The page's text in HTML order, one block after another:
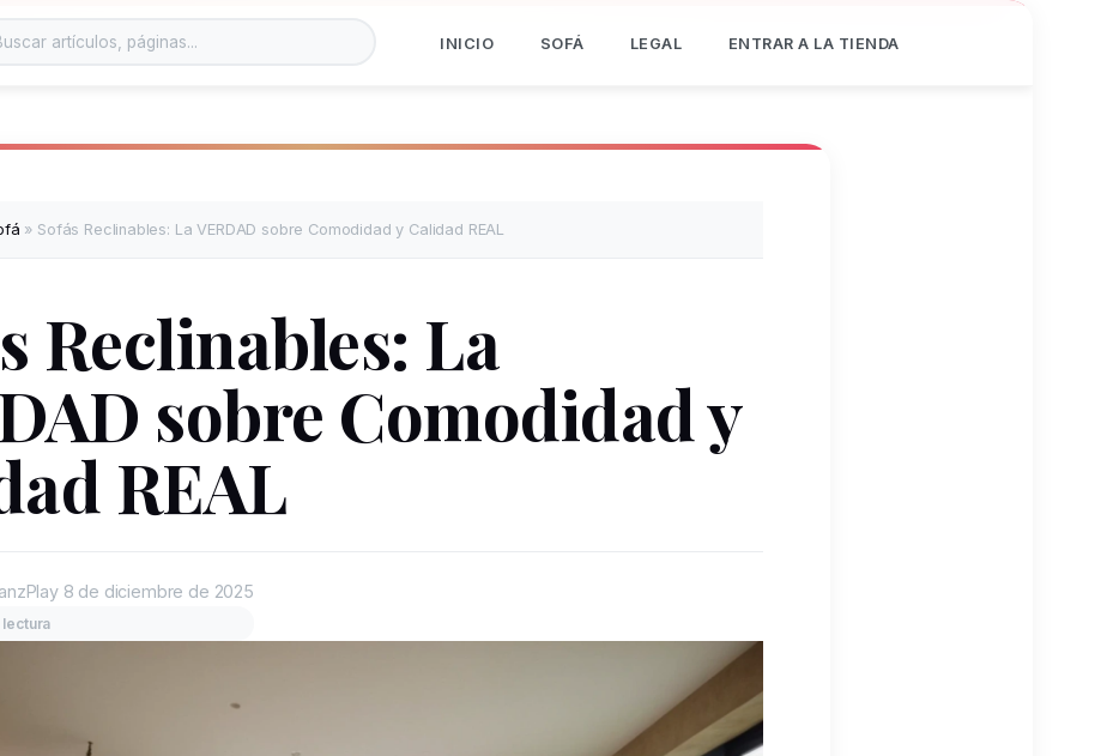
INICIO SOFÁ LEGAL ENTRAR A LA TIENDA
» Sofás Reclinables: La VERDAD sobre Comodidad y Calidad REAL
Reclinables: La
sobre Comodidad y
REAL
8 de diciembre de 2025
lectura